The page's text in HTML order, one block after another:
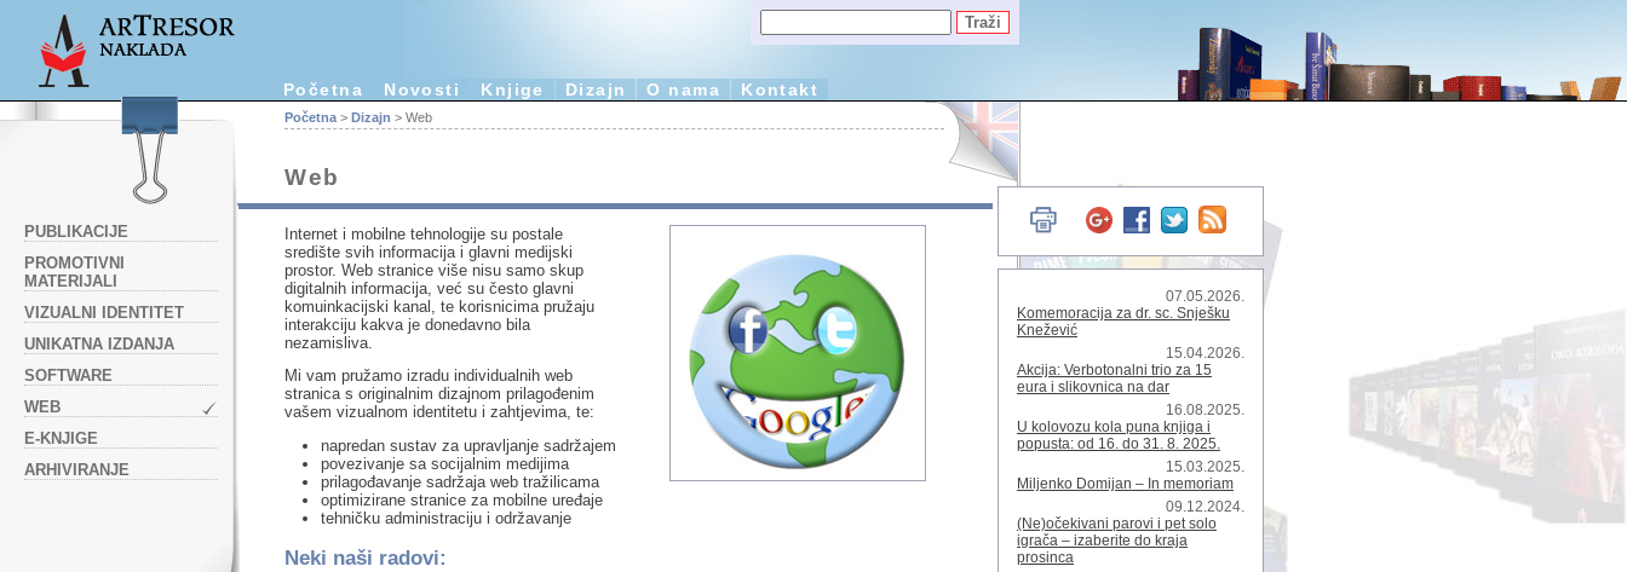
Početna Novosti Knjige Dizajn O nama Kontakt
PUBLIKACIJE
PROMOTIVNI
MATERIJALI
VIZUALNI IDENTITET
UNIKATNA IZDANJA
SOFTWARE
WEB
E-KNJIGE
ARHIVIRANJE
Početna > Dizajn > Web
Web
Internet i mobilne tehnologije su postale
središte svih informacija i glavni medijski
prostor. Web stranice više nisu samo skup
digitalnih informacija, već su često glavni
komuinkacijski kanal, te korisnicima pružaju
interakciju kakva je donedavno bila
nezamisliva.
Mi vam pružamo izradu individualnih web
stranica s originalnim dizajnom prilagođenim
vašem vizualnom identitetu i zahtjevima, te:
napredan sustav za upravljanje sadržajem
povezivanje sa socijalnim medijima
prilagođavanje sadržaja web tražilicama
optimizirane stranice za mobilne uređaje
tehničku administraciju i održavanje
Neki naši radovi:
07.05.2026.
Komemoracija za dr. sc. Snješku
Knežević
15.04.2026.
Akcija: Verbotonalni trio za 15
eura i slikovnica na dar
16.08.2025.
U kolovozu kola puna knjiga i
popusta: od 16. do 31. 8. 2025.
15.03.2025.
Miljenko Domijan – In memoriam
09.12.2024.
(Ne)očekivani parovi i pet solo
igrača – izaberite do kraja
prosinca